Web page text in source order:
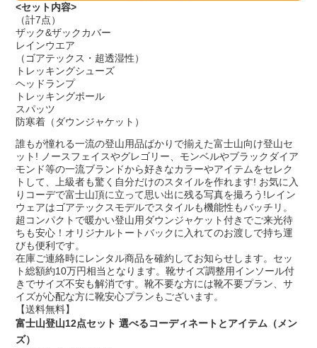
<セット内容>
（計7点）
ザック&ザックカバー
レインウエア
（ゴアテックス・超透湿性）
トレッキングシューズ
ヘッドランプ
トレッキングポール
スパッツ
防寒着（ダウンジャケット）
誰もが憧れる一流の登山用品ばかりで揃えた富士山向け登山セ
ット! ノースフェイスやグレゴリー、モンベルやブラックダイア
モンド等の一流ブランドから好きなカラーやアイテムをセレク
トして、上級者も驚く自分だけのスタイルを作れます! お気に入
りコーデで富士山頂に立って思い出に残る写真を撮ろう!レイン
ウェアはゴアテックスモデルでスタイルも機能性もバッチリ。
超コンパクトで暖かい登山用ダウンジャケット付きでご来光待
ちも安心！オリジナルトートバックに入れてのお渡しで持ち運
びも便利です。
在庫ご連絡時にレンタル商品を確約してお知らせします。セッ
ト総額約10万円相当となります。靴サイズ調整用インソール付
きでサイズ不安も解消です。靴不要な方には靴不要プラン、サ
イズが心配な方に靴安心プランもございます。
【送料無料】
富士山登山12点セット 選べるコーディネートとアイテム（メン
ズ）